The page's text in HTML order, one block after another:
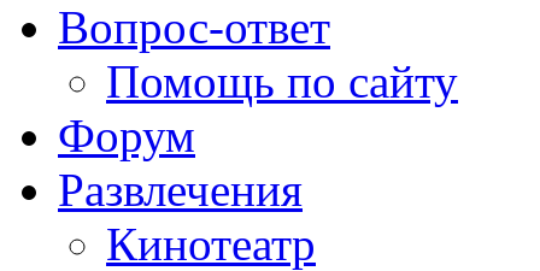
Вопрос-ответ
Помощь по сайту
Форум
Развлечения
Кинотеатр